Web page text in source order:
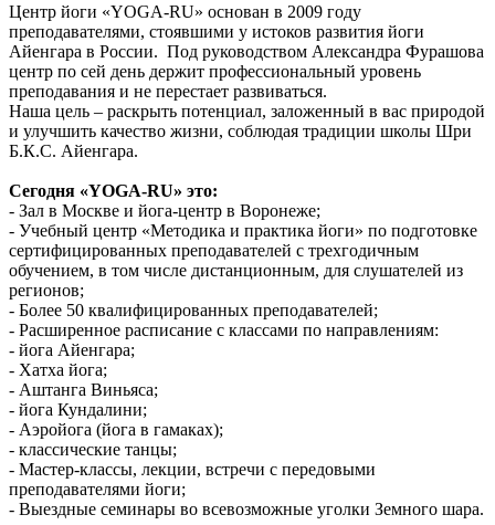
Центр йоги «YOGA-RU» основан в 2009 году
преподавателями, стоявшими у истоков развития йоги
Айенгара в России. Под руководством Александра Фурашова
центр по сей день держит профессиональный уровень
преподавания и не перестает развиваться.
Наша цель – раскрыть потенциал, заложенный в вас природой
и улучшить качество жизни, соблюдая традиции школы Шри
Б.К.С. Айенгара.
Сегодня «YOGA-RU» это:
- Зал в Москве и йога-центр в Воронеже;
- Учебный центр «Методика и практика йоги» по подготовке
сертифицированных преподавателей с трехгодичным
обучением, в том числе дистанционным, для слушателей из
регионов;
- Более 50 квалифицированных преподавателей;
- Расширенное расписание с классами по направлениям:
- йога Айенгара;
- Хатха йога;
- Аштанга Виньяса;
- йога Кундалини;
- Аэройога (йога в гамаках);
- классические танцы;
- Мастер-классы, лекции, встречи с передовыми
преподавателями йоги;
- Выездные семинары во всевозможные уголки Земного шара.